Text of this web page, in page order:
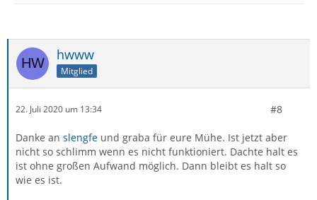
hwww
Mitglied
22. Juli 2020 um 13:34 #8
Danke an slengfe und graba für eure Mühe. Ist jetzt aber
nicht so schlimm wenn es nicht funktioniert. Dachte halt es
ist ohne großen Aufwand möglich. Dann bleibt es halt so
wie es ist.